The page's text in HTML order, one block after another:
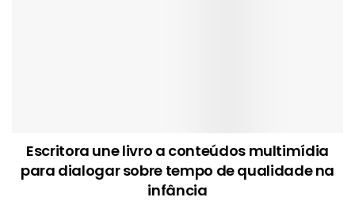
Escritora une livro a conteúdos multimídia
para dialogar sobre tempo de qualidade na
infância